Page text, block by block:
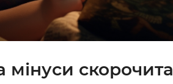
мінуси